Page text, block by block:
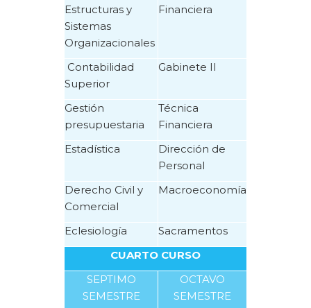
Estructuras y
Sistemas
Organizacionales
Financiera
Contabilidad
Superior
Gabinete II
Gestión
presupuestaria
Técnica
Financiera
Estadística
Dirección de
Personal
Derecho Civil y
Comercial
Macroeconomía
Eclesiología
Sacramentos
CUARTO CURSO
SEPTIMO
SEMESTRE
OCTAVO
SEMESTRE